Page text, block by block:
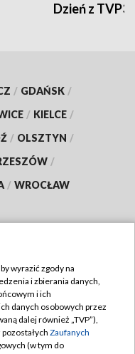
Dzień z TVP3
/ GDAŃSK /
/ KIELCE /
/ OLSZTYN /
/
/ WROCŁAW
wyrazić zgody na
i zbierania danych,
i ich
danych osobowych przez
dalej również „TVP”),
pozostałych Zaufanych
(w tym do